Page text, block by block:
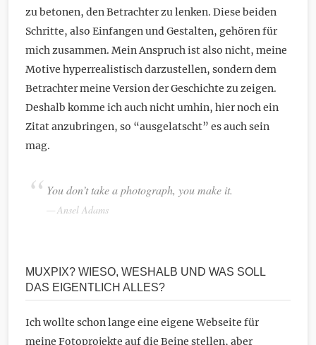
zu betonen, den Betrachter zu lenken. Diese beiden
Schritte, also Einfangen und Gestalten, gehören für
mich zusammen. Mein Anspruch ist also nicht, meine
Motive hyperrealistisch darzustellen, sondern dem
Betrachter meine Version der Geschichte zu zeigen.
Deshalb komme ich auch nicht umhin, hier noch ein
Zitat anzubringen, so “ausgelatscht” es auch sein
mag.
You don’t take a photograph, you make it.
Ansel Adams
MUXPIX? WIESO, WESHALB UND WAS SOLL
DAS EIGENTLICH ALLES?
Ich wollte schon lange eine eigene Webseite für
meine Fotoprojekte auf die Beine stellen, aber